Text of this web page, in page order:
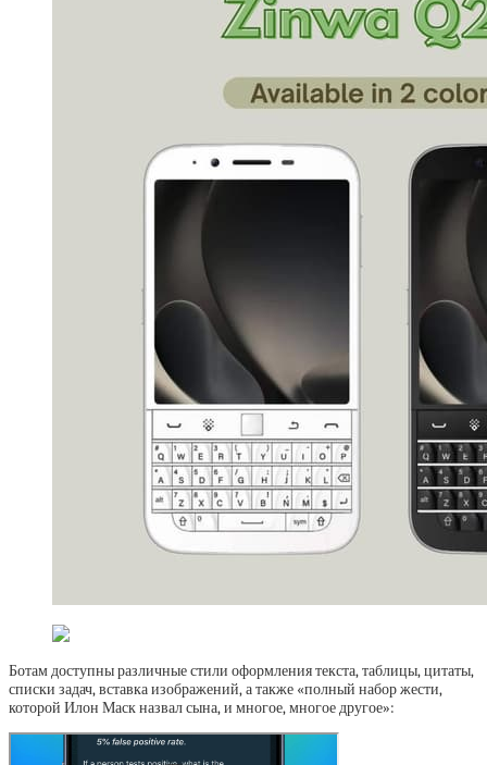
Ботам доступны различные стили оформления текста, таблицы, цитаты,
списки задач, вставка изображений, а также «полный набор жести,
которой Илон Маск назвал сына, и многое, многое другое»: